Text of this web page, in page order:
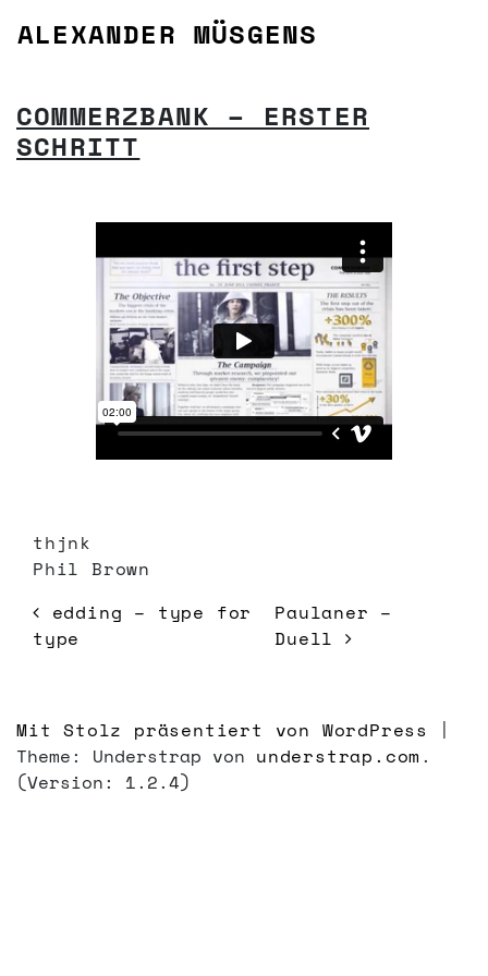
HAUPTNAVIGATION
ALEXANDER MÜSGENS
COMMERZBANK – ERSTER
SCHRITT
thjnk
Phil Brown
BEITRAGSNAVIGATION
edding – type for
type
Paulaner –
Duell
Mit Stolz präsentiert von WordPress |
Theme: Understrap von understrap.com .
(Version: 1.2.4)